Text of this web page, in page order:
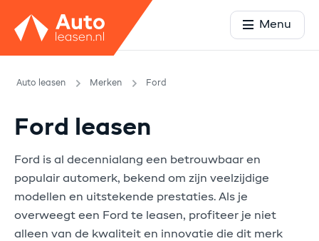
Menu
Auto leasen Merken Ford
Ford leasen
Ford is al decennialang een betrouwbaar en
populair automerk, bekend om zijn veelzijdige
modellen en uitstekende prestaties. Als je
overweegt een Ford te leasen, profiteer je niet
alleen van de kwaliteit en innovatie die dit merk